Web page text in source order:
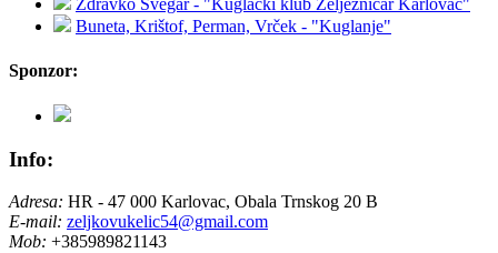
Zdravko Švegar - "Kuglački klub Željezničar Karlovac"
Buneta, Krištof, Perman, Vrček - "Kuglanje"
Sponzor:
Info:
Adresa: HR - 47 000 Karlovac, Obala Trnskog 20 B
E-mail: zeljkovukelic54@gmail.com
Mob: +385989821143